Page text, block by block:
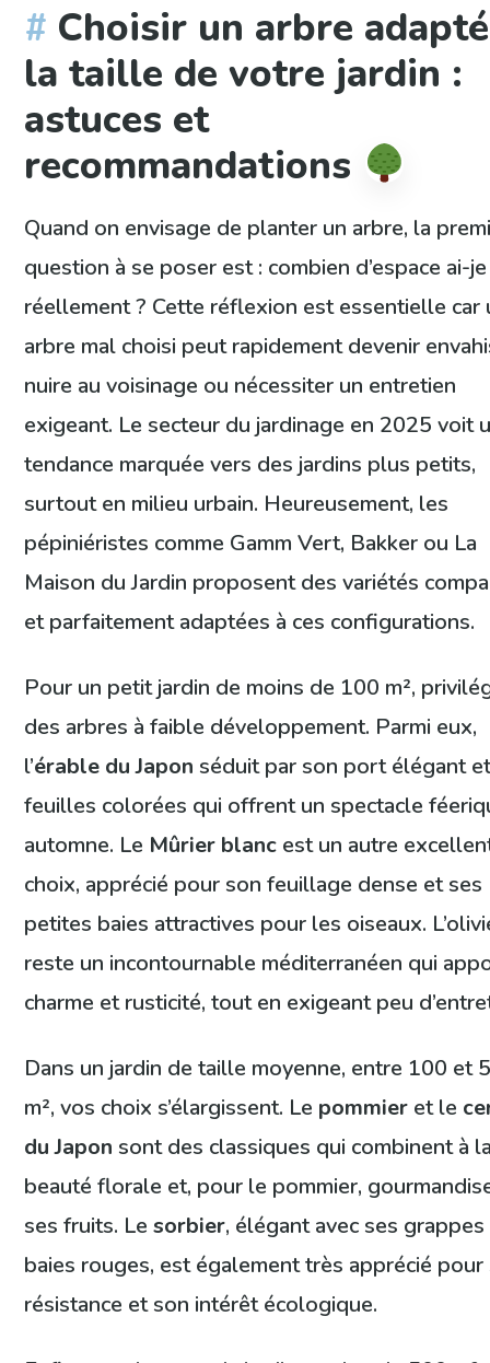
Choisir un arbre
la taille de votre jardin :
astuces et
recommandations
Quand on envisage de planter un arbre, la
question à se poser est : combien d’espace ai-je
réellement ? Cette réflexion est essentielle car
arbre mal choisi peut rapidement devenir
nuire au voisinage ou nécessiter un entretien
exigeant. Le secteur du jardinage en 2025 voit
tendance marquée vers des jardins plus petits,
surtout en milieu urbain. Heureusement, les
pépiniéristes comme Gamm Vert, Bakker ou La
Maison du Jardin proposent des variétés
et parfaitement adaptées à ces configurations.
Pour un petit jardin de moins de 100 m²,
des arbres à faible développement. Parmi eux,
l’érable du Japon séduit par son port élégant
feuilles colorées qui offrent un spectacle
automne. Le Mûrier blanc est un autre
choix, apprécié pour son feuillage dense et ses
petites baies attractives pour les oiseaux.
reste un incontournable méditerranéen qui
charme et rusticité, tout en exigeant peu
Dans un jardin de taille moyenne, entre 100 et
m², vos choix s’élargissent. Le pommier et le
du Japon sont des classiques qui combinent à
beauté florale et, pour le pommier,
ses fruits. Lesorbier, élégant avec ses
baies rouges, est également très apprécié pour
résistance et son intérêt écologique.